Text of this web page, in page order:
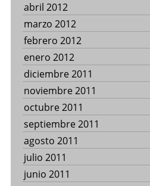
abril 2012
marzo 2012
febrero 2012
enero 2012
diciembre 2011
noviembre 2011
octubre 2011
septiembre 2011
agosto 2011
julio 2011
junio 2011